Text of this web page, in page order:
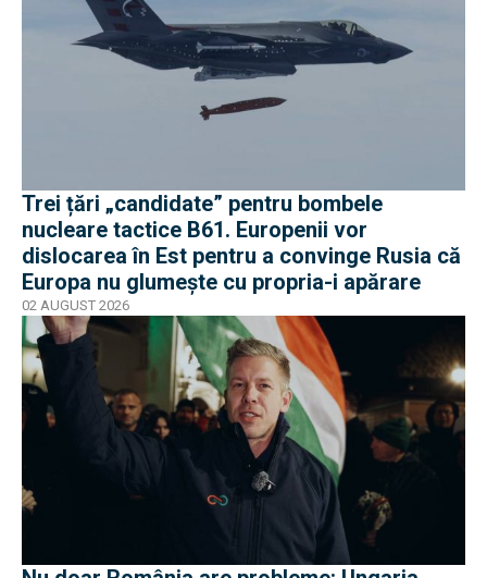
Trei țări „candidate” pentru bombele
nucleare tactice B61. Europenii vor
dislocarea în Est pentru a convinge Rusia că
Europa nu glumește cu propria-i apărare
02 AUGUST 2026